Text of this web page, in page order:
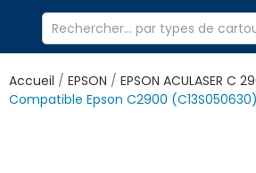
Accueil EPSON EPSON ACULASER C
Compatible Epson C2900